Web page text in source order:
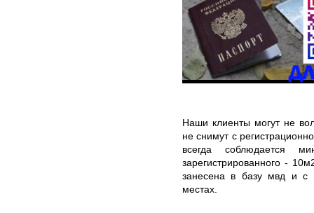
Наши клиенты могут не
не снимут с
всегда соблюдается
зарегистрированного -
занесена в базу мвд и с
местах.